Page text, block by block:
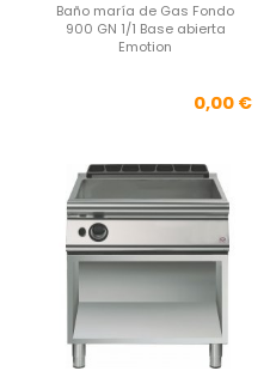
Baño maría de Gas Fondo
900 GN 1/1 Base abierta
Emotion
0,00 €